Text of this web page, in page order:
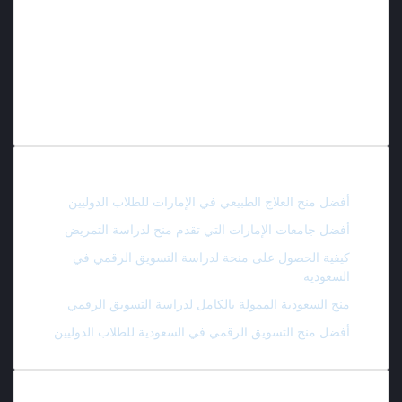
أفضل منح العلاج الطبيعي في الإمارات للطلاب الدوليين
أفضل جامعات الإمارات التي تقدم منح لدراسة التمريض
كيفية الحصول على منحة لدراسة التسويق الرقمي في
السعودية
منح السعودية الممولة بالكامل لدراسة التسويق الرقمي
أفضل منح التسويق الرقمي في السعودية للطلاب الدوليين